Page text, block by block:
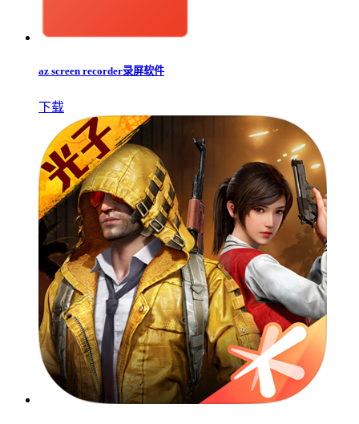
az screen recorder录屏软件
下载